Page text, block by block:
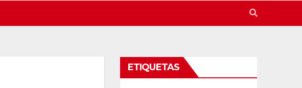
ETIQUETAS